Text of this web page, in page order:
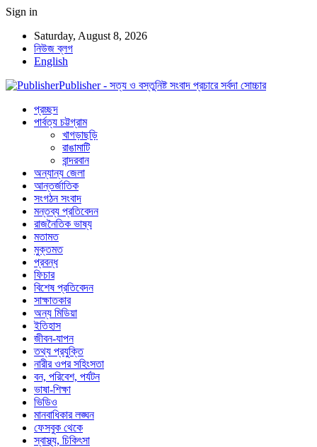
Sign in
Saturday, August 8, 2026
নিউজ ব্লগ
English
Publisher - সত্য ও বস্তুনিষ্ট সংবাদ প্রচারে সর্বদা সোচ্চার
প্রচ্ছদ
পার্বত্য চট্টগ্রাম
খাগড়াছড়ি
রাঙামাটি
বান্দরবান
অন্যান্য জেলা
আন্তর্জাতিক
সংগঠন সংবাদ
মন্তব্য প্রতিবেদন
রাজনৈতিক ভাষ্য
মতামত
মুক্তমত
প্রবন্ধ
ফিচার
বিশেষ প্রতিবেদন
সাক্ষাতকার
অন্য মিডিয়া
ইতিহাস
জীবন-যাপন
তথ্য প্রযুক্তি
নারীর ওপর সহিংসতা
বন, পরিবেশ, পর্যটন
ভাষা-শিক্ষা
ভিডিও
মানবাধিকার লঙ্ঘন
ফেসবুক থেকে
স্বাস্থ্য, চিকিৎসা